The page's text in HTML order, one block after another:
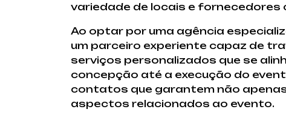
variedade de locais e
Ao optar por uma agência
um parceiro experiente capaz de
serviços personalizados que se
concepção até a execução do
contatos que garantem não
aspectos relacionados ao evento.